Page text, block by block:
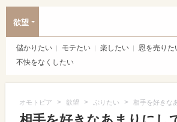
欲望
儲かりたい モテたい 楽したい 恩を売りた
不快をなくしたい
オモトピア > 欲望 > ぶりたい > 相手を好きな